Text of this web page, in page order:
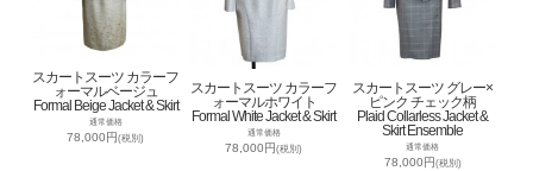
スカートスーツ カラーフ
ォーマルベージュ
Formal Beige Jacket & Skirt
通常価格
78,000円(税別)
スカートスーツ カラーフ
ォーマルホワイト
Formal White Jacket & Skirt
通常価格
78,000円(税別)
スカートスーツ グレー×
ピンク チェック柄
Plaid Collarless Jacket &
Skirt Ensemble
通常価格
78,000円(税別)